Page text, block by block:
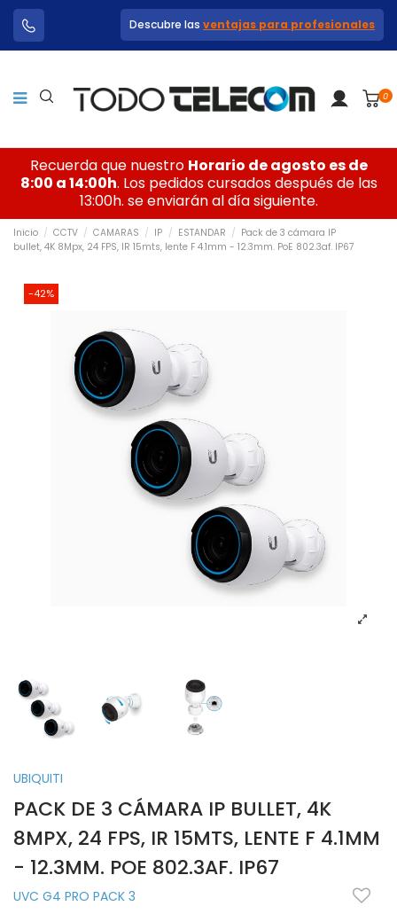
Descubre las ventajas para profesionales
0
Recuerda que nuestro Horario de agosto es de
8:00 a 14:00h. Los pedidos cursados después de las
13:00h. se enviarán al día siguiente.
Inicio CCTV CAMARAS IP ESTANDAR
Pack de 3 cámara IP
bullet, 4K 8Mpx, 24 FPS, IR 15mts, lente F 4.1mm - 12.3mm. PoE 802.3af. IP67
-42%
UBIQUITI
PACK DE 3 CÁMARA IP BULLET, 4K
8MPX, 24 FPS, IR 15MTS, LENTE F 4.1MM
- 12.3MM. POE 802.3AF. IP67
UVC G4 PRO PACK 3